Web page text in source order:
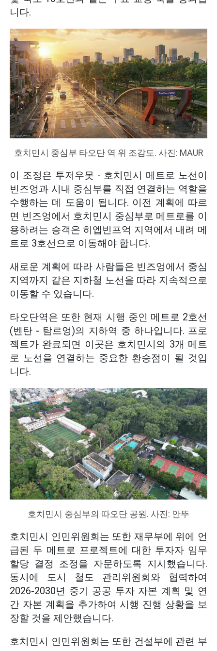
니다.
호치민시 중심부 타오단 역 위 조감도. 사진: MAUR
이 조정은 투저우못 - 호치민시 메트로 노선이
빈즈엉과 시내 중심부를 직접 연결하는 역할을
수행하는 데 도움이 됩니다. 이전 계획에 따르
면 빈즈엉에서 호치민시 중심부로 메트로를 이
용하려는 승객은 히엡빈프억 지역에서 내려 메
트로 3호선으로 이동해야 합니다.
새로운 계획에 따라 사람들은 빈즈엉에서 중심
지역까지 같은 지하철 노선을 따라 지속적으로
이동할 수 있습니다.
타오단역은 또한 현재 시행 중인 메트로 2호선
(벤탄 - 탐르엉)의 지하역 중 하나입니다. 프로
젝트가 완료되면 이곳은 호치민시의 3개 메트
로 노선을 연결하는 중요한 환승점이 될 것입
니다.
호치민시 중심부의 따오단 공원. 사진: 안뚜
호치민시 인민위원회는 또한 재무부에 위에 언
급된 두 메트로 프로젝트에 대한 투자자 임무
할당 결정 조정을 자문하도록 지시했습니다.
동시에 도시 철도 관리위원회와 협력하여
2026-2030년 중기 공공 투자 자본 계획 및 연
간 자본 계획을 추가하여 시행 진행 상황을 보
장할 것을 제안했습니다.
호치민시 인민위원회는 또한 건설부에 관련 부